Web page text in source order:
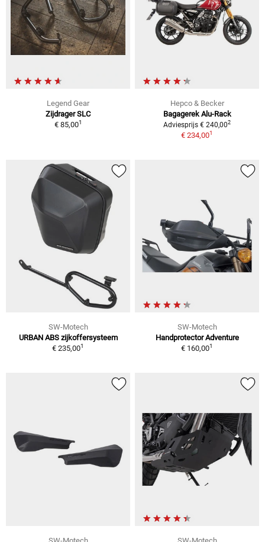
Legend Gear
Zijdrager SLC
€ 85,001
Hepco & Becker
Bagagerek Alu-Rack
Adviesprijs € 240,002
€ 234,001
SW-Motech
URBAN ABS zijkoffersysteem
€ 235,001
SW-Motech
Handprotector Adventure
€ 160,001